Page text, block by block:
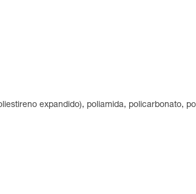
expandido), poliamida, policarbonato,